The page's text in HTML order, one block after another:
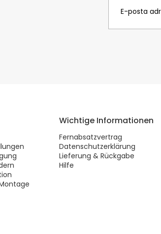
Wichtige Informationen
Fernabsatzvertrag
Datenschutzerklärung
Lieferung & Rückgabe
Hilfe